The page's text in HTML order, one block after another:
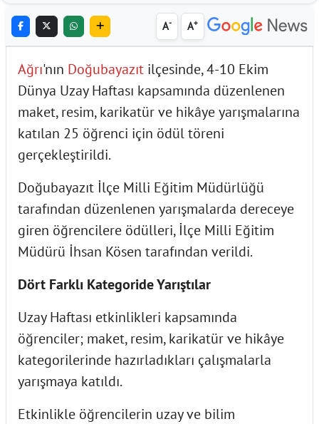
A- A+
Ağrı'nın Doğubayazıt ilçesinde, 4-10 Ekim
Dünya Uzay Haftası kapsamında düzenlenen
maket, resim, karikatür ve hikâye yarışmalarına
katılan 25 öğrenci için ödül töreni
gerçekleştirildi.
Doğubayazıt İlçe Milli Eğitim Müdürlüğü
tarafından düzenlenen yarışmalarda dereceye
giren öğrencilere ödülleri, İlçe Milli Eğitim
Müdürü İhsan Kösen tarafından verildi.
Dört Farklı Kategoride Yarıştılar
Uzay Haftası etkinlikleri kapsamında
öğrenciler; maket, resim, karikatür ve hikâye
kategorilerinde hazırladıkları çalışmalarla
yarışmaya katıldı.
Etkinlikle öğrencilerin uzay ve bilim